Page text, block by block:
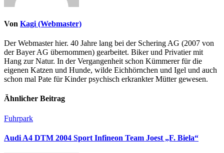
Von Kagi (Webmaster)
Der Webmaster hier. 40 Jahre lang bei der Schering AG (2007 von
der Bayer AG übernommen) gearbeitet. Biker und Privatier mit
Hang zur Natur. In der Vergangenheit schon Kümmerer für die
eigenen Katzen und Hunde, wilde Eichhörnchen und Igel und auch
schon mal Pate für Kinder psychisch erkrankter Mütter gewesen.
Ähnlicher Beitrag
Fuhrpark
Audi A4 DTM 2004 Sport Infineon Team Joest „F. Biela“